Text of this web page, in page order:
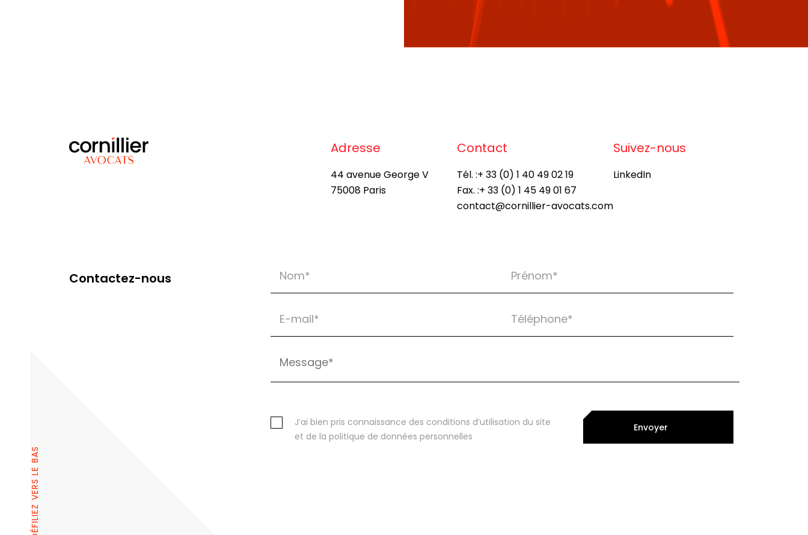
DÉFILIEZ VERS LE BAS
Adresse
44 avenue George V
75008 Paris
Contact
Tél. :+ 33 (0) 1 40 49 02 19
Fax. :+ 33 (0) 1 45 49 01 67
contact@cornillier-avocats.com
Suivez-nous
LinkedIn
Contactez-nous
J’ai bien pris connaissance des conditions d’utilisation du site
et de la politique de données personnelles
Envoyer